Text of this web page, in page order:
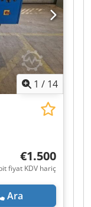
1 / 14
€1.500
fiyat KDV hariç
Ara